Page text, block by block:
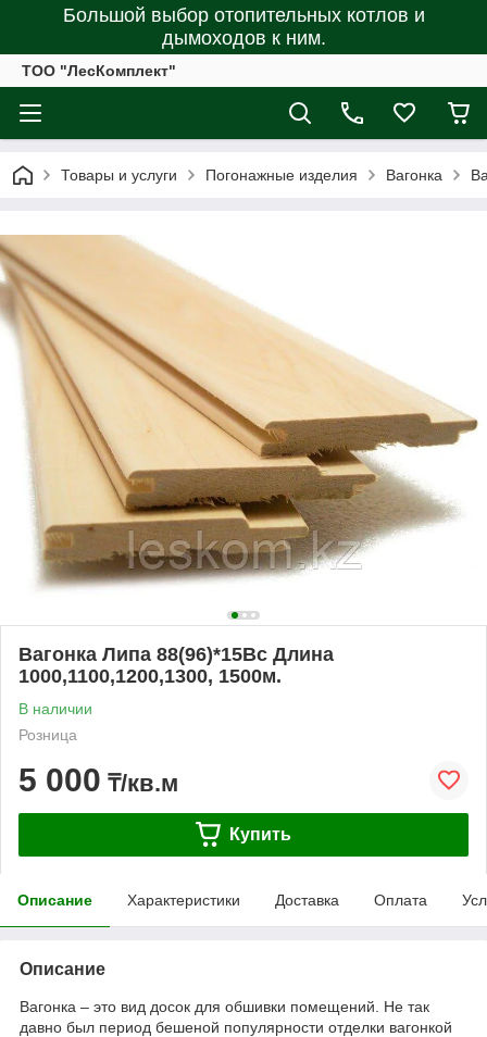
Большой выбор отопительных котлов и
дымоходов к ним.
ТОО "ЛесКомплект"
Товары и услуги Погонажные изделия Вагонка
Вагонка Липа 88(96)*15Вс Длина
1000,1100,1200,1300, 1500м.
В наличии
Розница
5 000 ₸/кв.м
Купить
Описание Характеристики Доставка Оплата
Описание
Вагонка – это вид досок для обшивки помещений. Не так
давно был период бешеной популярности отделки вагонкой